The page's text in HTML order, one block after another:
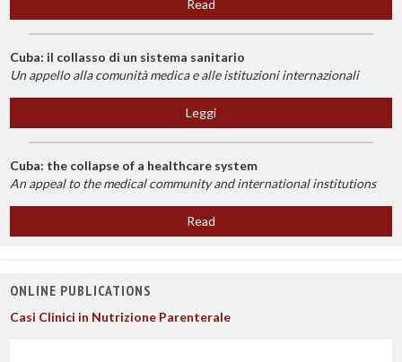
Read
Cuba: il collasso di un sistema sanitario
Un appello alla comunità medica e alle istituzioni internazionali
Leggi
Cuba: the collapse of a healthcare system
An appeal to the medical community and international institutions
Read
ONLINE PUBLICATIONS
Casi Clinici in Nutrizione Parenterale